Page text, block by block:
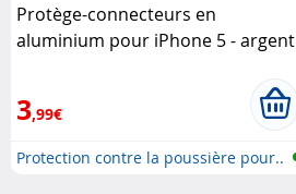
Protège-connecteurs en
aluminium pour iPhone 5 - argent
3,99€
Protection contre la poussière pour..